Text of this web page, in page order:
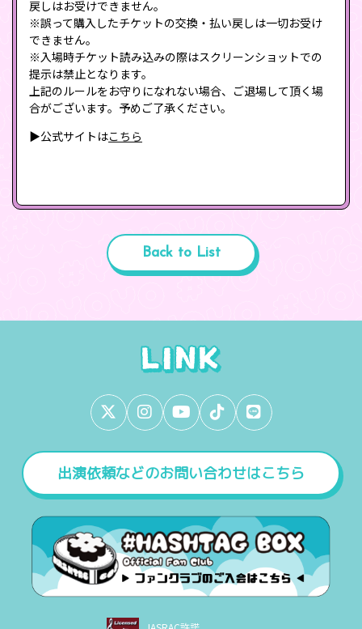
戻しはお受けできません。
※誤って購入したチケットの交換・払い戻しは一切お受け
できません。
※入場時チケット読み込みの際はスクリーンショットでの
提示は禁止となります。
上記のルールをお守りになれない場合、ご退場して頂く場
合がございます。予めご了承ください。
▶公式サイトはこちら
Back to List
出演依頼などのお問い合わせはこちら